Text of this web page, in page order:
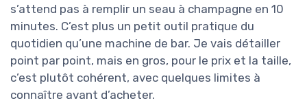
s’attend pas à remplir un seau à champagne en 10
minutes. C’est plus un petit outil pratique du
quotidien qu’une machine de bar. Je vais détailler
point par point, mais en gros, pour le prix et la taille,
c’est plutôt cohérent, avec quelques limites à
connaître avant d’acheter.